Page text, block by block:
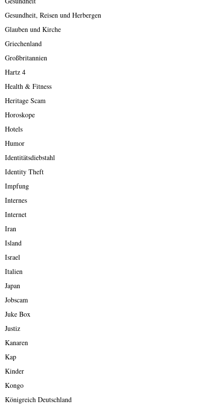
Gesundheit, Reisen und Herbergen
Glauben und Kirche
Griechenland
Großbritannien
Hartz 4
Health & Fitness
Heritage Scam
Horoskope
Hotels
Humor
Identitätsdiebstahl
Identity Theft
Impfung
Internes
Internet
Iran
Island
Israel
Italien
Japan
Jobscam
Juke Box
Justiz
Kanaren
Kap
Kinder
Kongo
Königreich Deutschland